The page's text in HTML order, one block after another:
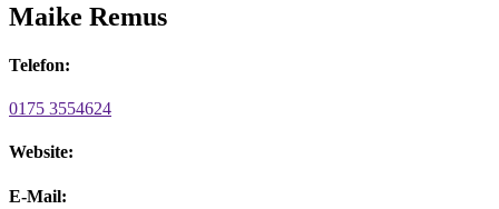
Maike Remus
Telefon:
0175 3554624
Website:
E-Mail: